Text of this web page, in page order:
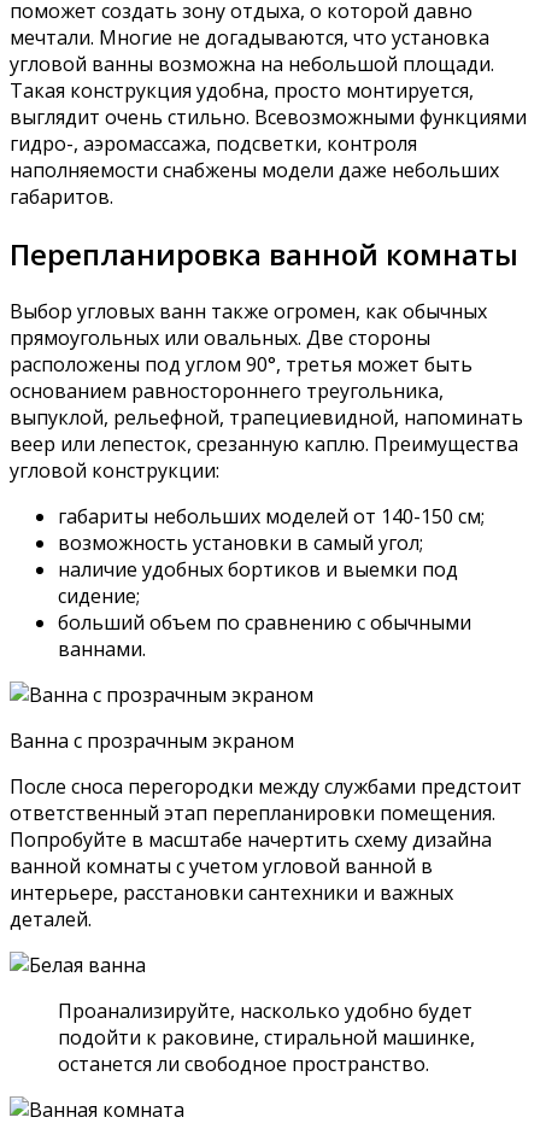
поможет создать зону отдыха, о которой давно
мечтали. Многие не догадываются, что установка
угловой ванны возможна на небольшой площади.
Такая конструкция удобна, просто монтируется,
выглядит очень стильно. Всевозможными функциями
гидро-, аэромассажа, подсветки, контроля
наполняемости снабжены модели даже небольших
габаритов.
Перепланировка ванной комнаты
Выбор угловых ванн также огромен, как обычных
прямоугольных или овальных. Две стороны
расположены под углом 90°, третья может быть
основанием равностороннего треугольника,
выпуклой, рельефной, трапециевидной, напоминать
веер или лепесток, срезанную каплю. Преимущества
угловой конструкции:
габариты небольших моделей от 140-150 см;
возможность установки в самый угол;
наличие удобных бортиков и выемки под
сидение;
больший объем по сравнению с обычными
ваннами.
Ванна с прозрачным экраном
После сноса перегородки между службами предстоит
ответственный этап перепланировки помещения.
Попробуйте в масштабе начертить схему дизайна
ванной комнаты с учетом угловой ванной в
интерьере, расстановки сантехники и важных
деталей.
Проанализируйте, насколько удобно будет
подойти к раковине, стиральной машинке,
останется ли свободное пространство.